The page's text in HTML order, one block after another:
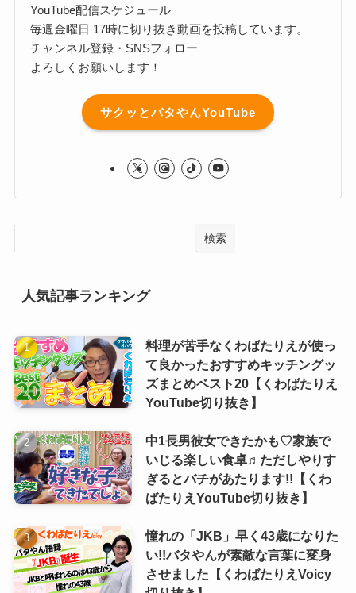
YouTube配信スケジュール
毎週金曜日 17時に切り抜き動画を投稿しています。
チャンネル登録・SNSフォロー
よろしくお願いします！
サクッとバタやんYouTube
検索
人気記事ランキング
料理が苦手なくわばたりえが使っ
て良かったおすすめキッチングッ
ズまとめベスト20【くわばたりえ
YouTube切り抜き】
中1長男彼女できたかも♡家族で
いじる楽しい食卓♬ただしやりす
ぎるとバチがあたります!!【くわ
ばたりえYouTube切り抜き】
憧れの「JKB」早く43歳になりた
い!!バタやんが素敵な言葉に変身
させました【くわばたりえVoicy